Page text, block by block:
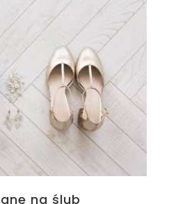
na ślub